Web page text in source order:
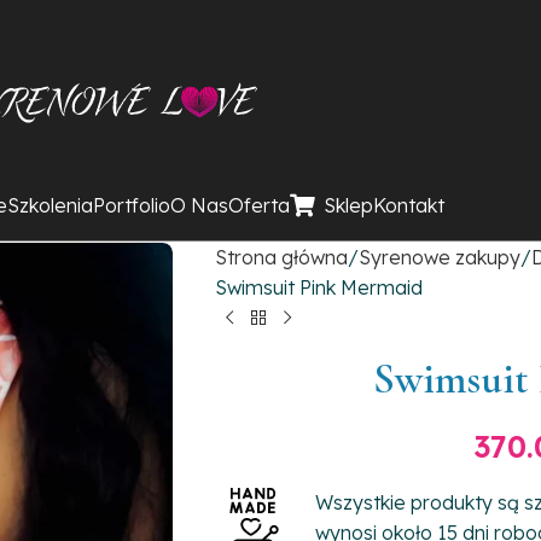
SzkoleniaPortfolioO NasOferta SklepKontakt
Strona główna Syrenowe zakupy
Swimsuit Pink Mermaid
Wszystkie produkty są
wynosi około 15 dni